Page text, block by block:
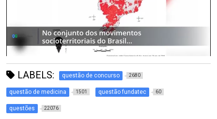
LABELS: questão de concurso 2680
questão de medicina 1501 questão fundatec 60
questões 22076